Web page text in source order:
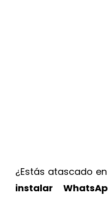
¿Estás atascado
instalar